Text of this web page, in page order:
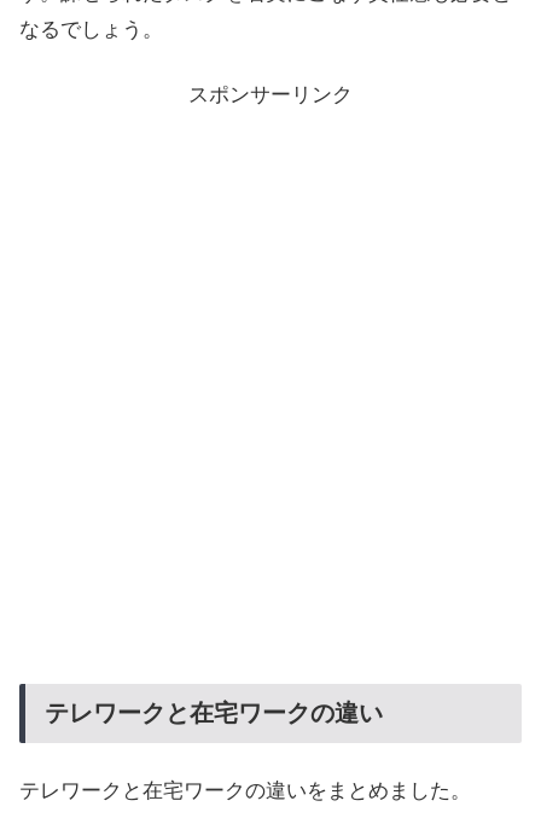
なるでしょう。
スポンサーリンク
テレワークと在宅ワークの違い
テレワークと在宅ワークの違いをまとめました。